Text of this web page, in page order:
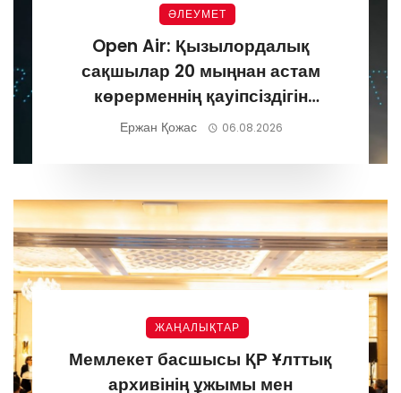
ӘЛЕУМЕТ
Open Air: Қызылордалық
сақшылар 20 мыңнан астам
көрерменнің қауіпсіздігін
қамтамасыз етті
Ержан Қожас 06.08.2026
ЖАҢАЛЫҚТАР
Мемлекет басшысы ҚР Ұлттық
архивінің ұжымы мен